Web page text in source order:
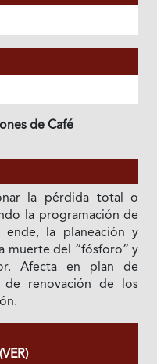
de Café
la pérdida total o
la programación de
la planeación y
muerte del “fósforo” y
Afecta en plan de
de renovación de los
(VER)